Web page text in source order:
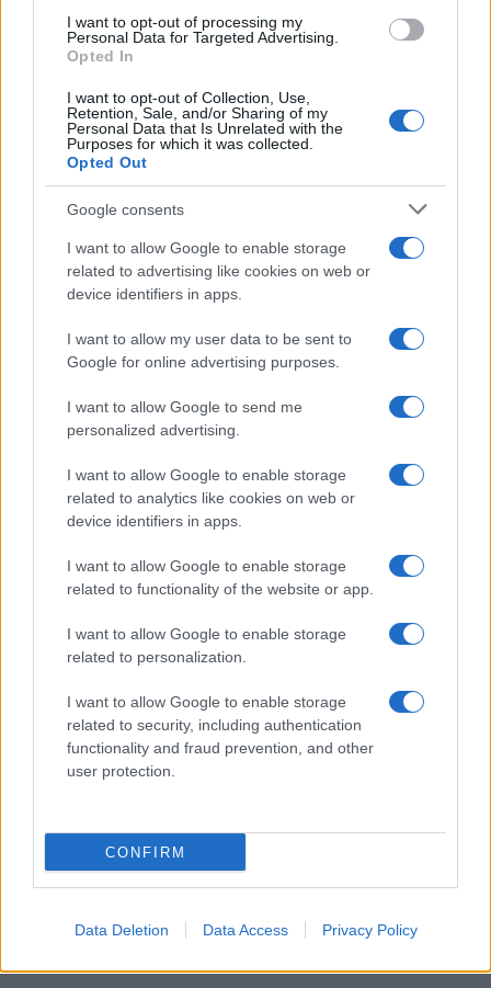
I want to opt-out of processing my
Personal Data for Targeted Advertising.
Opted In
I want to opt-out of Collection, Use,
Retention, Sale, and/or Sharing of my
Personal Data that Is Unrelated with the
Purposes for which it was collected.
Opted Out
Google consents
I want to allow Google to enable storage
related to advertising like cookies on web or
device identifiers in apps.
I want to allow my user data to be sent to
Google for online advertising purposes.
I want to allow Google to send me
personalized advertising.
I want to allow Google to enable storage
related to analytics like cookies on web or
device identifiers in apps.
I want to allow Google to enable storage
related to functionality of the website or app.
I want to allow Google to enable storage
related to personalization.
I want to allow Google to enable storage
related to security, including authentication
functionality and fraud prevention, and other
user protection.
CONFIRM
Data Deletion Data Access Privacy Policy
NECROLOGIE
Mario Malu
Paolo Pinna
Martina Agostina Diturco
I nostri cari
I nostri cari
I nostri cari
Invia un Comunicato Stampa